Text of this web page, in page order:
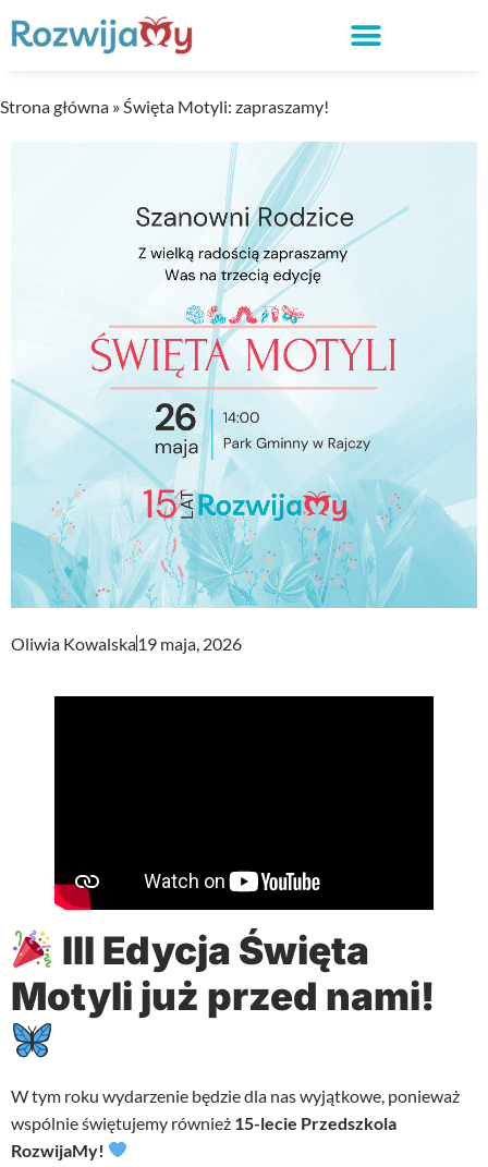
Strona główna »Święta Motyli: zapraszamy!
Oliwia Kowalska19 maja, 2026
III Edycja Święta
Motyli już przed nami!
W tym roku wydarzenie będzie dla nas wyjątkowe, ponieważ
wspólnie świętujemy również 15-lecie Przedszkola
RozwijaMy!